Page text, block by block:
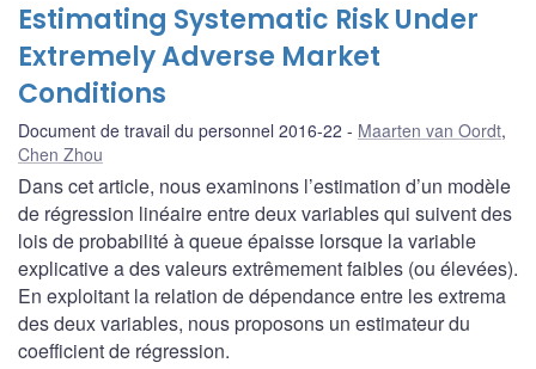
Estimating Systematic Risk Under
Extremely Adverse Market
Conditions
Document de travail du personnel 2016-22 Maarten van Oordt,
Chen Zhou
Dans cet article, nous examinons l’estimation d’un modèle
de régression linéaire entre deux variables qui suivent des
lois de probabilité à queue épaisse lorsque la variable
explicative a des valeurs extrêmement faibles (ou élevées).
En exploitant la relation de dépendance entre les extrema
des deux variables, nous proposons un estimateur du
coefficient de régression.